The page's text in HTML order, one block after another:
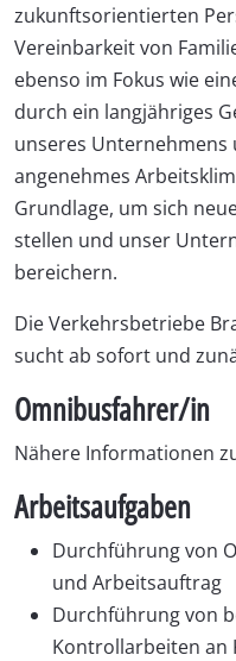
zukunftsorientierten
Vereinbarkeit von
ebenso im Fokus wie
durch ein langjähriges
unseres
angenehmes
Grundlage, um sich
stellen und unser
bereichern.
Die Verkehrsbetriebe
sucht ab sofort und
Omnibusfahrer/in
Nähere Informationen
Arbeitsaufgaben
Durchführung von
und Arbeitsauftrag
Durchführung von
Kontrollarbeiten an